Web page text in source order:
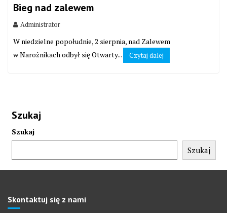
Bieg nad zalewem
Administrator
W niedzielne popołudnie, 2 sierpnia, nad Zalewem
w Narożnikach odbył się Otwarty...
Czytaj dalej
Szukaj
Szukaj
Szukaj
Skontaktuj się z nami